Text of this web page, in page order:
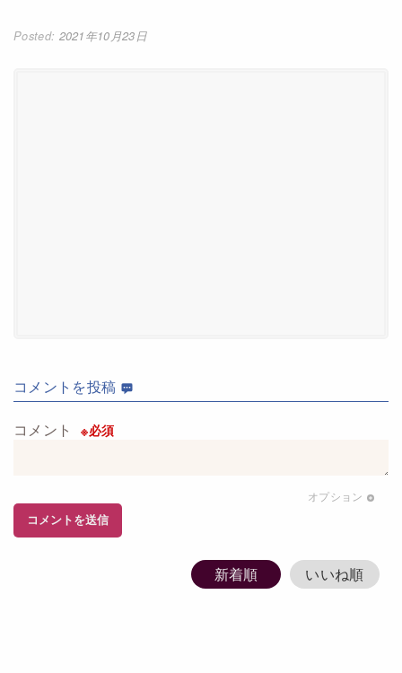
2021年10月23日
コメント を投稿
コメント ※必須
オプション
コメント を送信
新着順 いいね順